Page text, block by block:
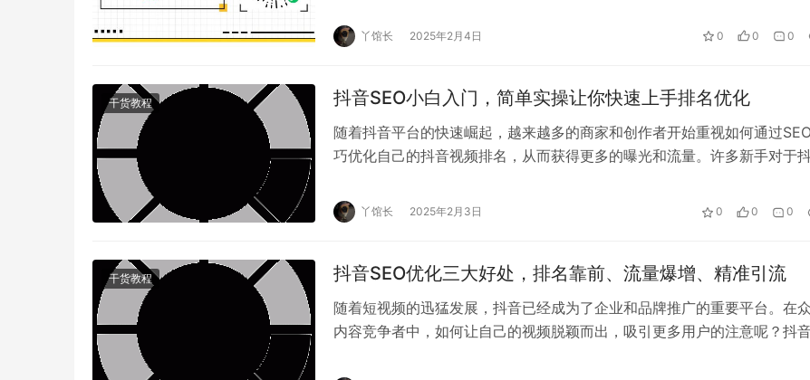
丫馆长 2025年2月4日 0 0 0
干货教程 抖音SEO小白入门，简单实操让你快速上手排名优化
随着抖音平台的快速崛起，越来越多的商家和创作者开始重视如何通过
巧优化自己的抖音视频排名，从而获得更多的曝光和流量。许多新手对于
丫馆长 2025年2月3日 0 0 0
干货教程 抖音SEO优化三大好处，排名靠前、流量爆增、精准引流
随着短视频的迅猛发展，抖音已经成为了企业和品牌推广的重要平台。在
内容竞争者中，如何让自己的视频脱颖而出，吸引更多用户的注意呢？抖